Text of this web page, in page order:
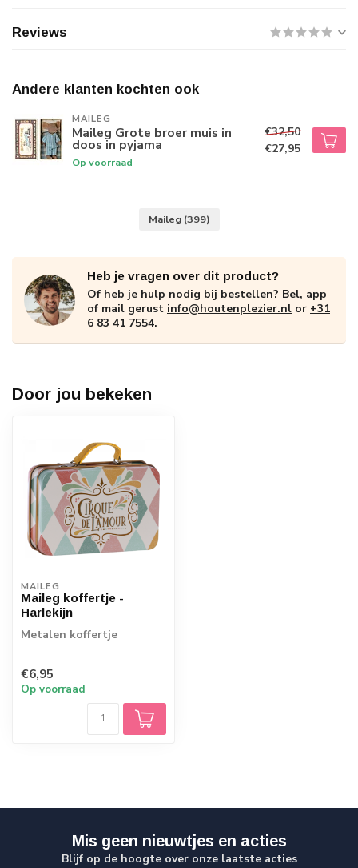
Reviews
Andere klanten kochten ook
MAILEG
Maileg Grote broer muis in
doos in pyjama
Op voorraad
€32,50
€27,95
Maileg (399)
Heb je vragen over dit product?
Of heb je hulp nodig bij bestellen? Bel, app
of mail gerust info@houtenplezier.nl or +31
6 83 41 7554.
Door jou bekeken
MAILEG
Maileg koffertje -
Harlekijn
Metalen koffertje
€6,95
Op voorraad
Mis geen nieuwtjes en acties
Blijf op de hoogte over onze laatste acties